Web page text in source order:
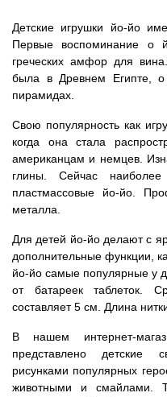
Детские игрушки йо-йо
Первые воспоминание о
греческих амфор для
была в Древнем Египте, о
пирамидах.
Свою популярность как
когда она стала
американцам и немцев.
глины. Сейчас
пластмассовые йо-йо.
металла.
Для детей йо-йо делают с
дополнительные функции,
йо-йо самые популярные у
от батареек таблеток.
составляет 5 см. Длина
В нашем интернет-
представлено детские
рисунками популярных
животными и смайлами.